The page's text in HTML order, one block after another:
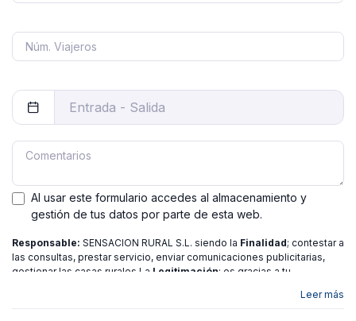
Al usar este formulario accedes al almacenamiento y
gestión de tus datos por parte de esta web.
Responsable: SENSACION RURAL S.L. siendo la Finalidad; contestar a
las consultas, prestar servicio, enviar comunicaciones publicitarias,
gestionar las casas rurales La Legitimación; es gracias a tu
de Acceso,Leer más